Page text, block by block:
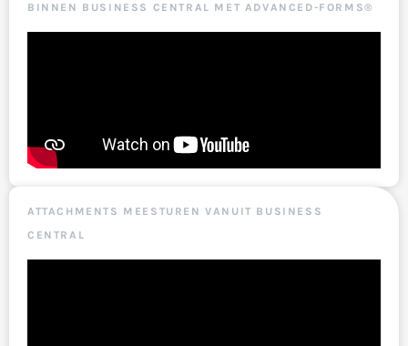
BINNEN BUSINESS CENTRAL MET ADVANCED-FORMS®
ATTACHMENTS MEESTUREN VANUIT BUSINESS
CENTRAL